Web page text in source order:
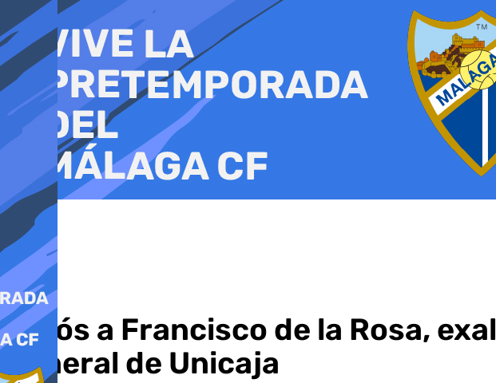
al
contenido
Adiós a Francisco de la Rosa,
general de Unicaja